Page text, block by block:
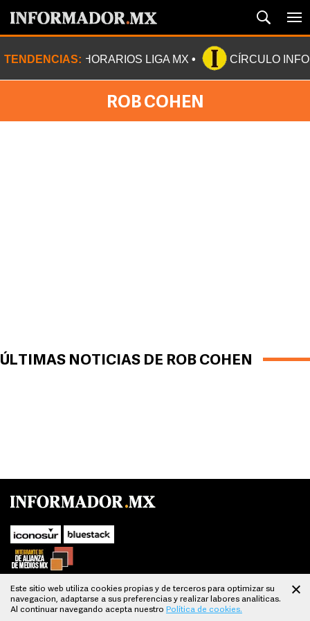
TENDENCIAS: HORARIOS LIGA MX CÍRCULO
ROB COHEN
ÚLTIMAS NOTICIAS DE ROB COHEN
SUBIR
Este sitio web utiliza cookies propias y de terceros para optimizar su
navegacion, adaptarse a sus preferencias y realizar labores analiticas.
Al continuar navegando acepta nuestro Política de cookies.